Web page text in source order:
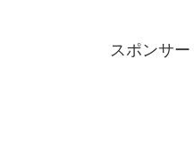
スポンサー